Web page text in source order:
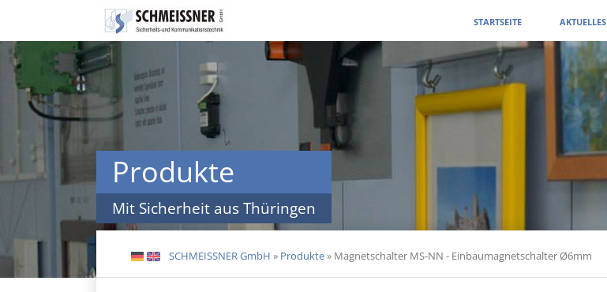
überspringen
STARTSEITE AKTUELLES
Navigation
überspringen
Produkte
Mit Sicherheit aus Thüringen
DE EN SCHMEISSNER GmbH » Produkte» Magnetschalter MS-NN - Einbaumagnetschalter Ø6mm